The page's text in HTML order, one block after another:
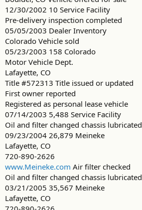
12/30/2002 10 Service Facility
Pre-delivery inspection completed
05/05/2003 Dealer Inventory
Colorado Vehicle sold
05/23/2003 158 Colorado
Motor Vehicle Dept.
Lafayette, CO
Title #572313 Title issued or updated
First owner reported
Registered as personal lease vehicle
07/14/2003 5,488 Service Facility
Oil and filter changed chassis lubricated
09/23/2004 26,879 Meineke
Lafayette, CO
720-890-2626
www.Meineke.com Air filter checked
Oil and filter changed chassis lubricated
03/21/2005 35,567 Meineke
Lafayette, CO